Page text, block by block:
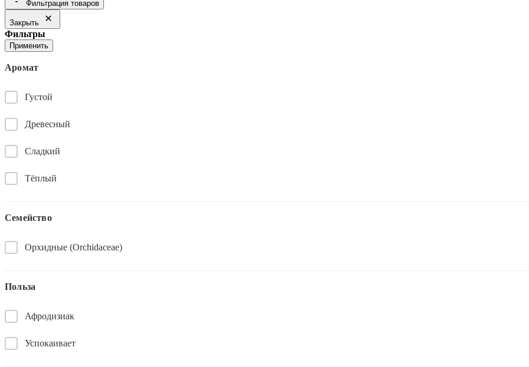
Фильтрация товаров
Закрыть
Фильтры
Применить
Аромат
Густой
Древесный
Сладкий
Тёплый
Семейство
Орхидные (Orchidaceae)
Польза
Афродизиак
Успокаивает